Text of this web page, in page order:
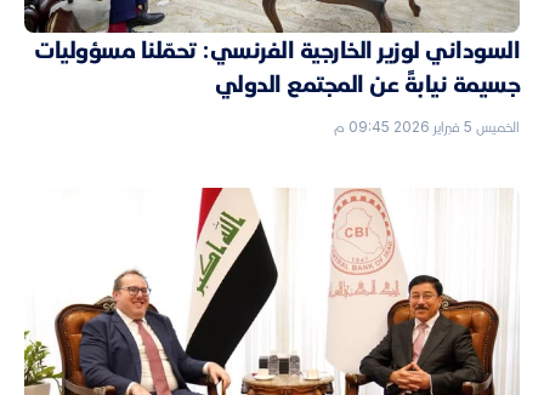
السوداني لوزير الخارجية الفرنسي: تحمّلنا مسؤوليات
جسيمة نيابةً عن المجتمع الدولي
الخميس 5 فبراير 2026 09:45 م